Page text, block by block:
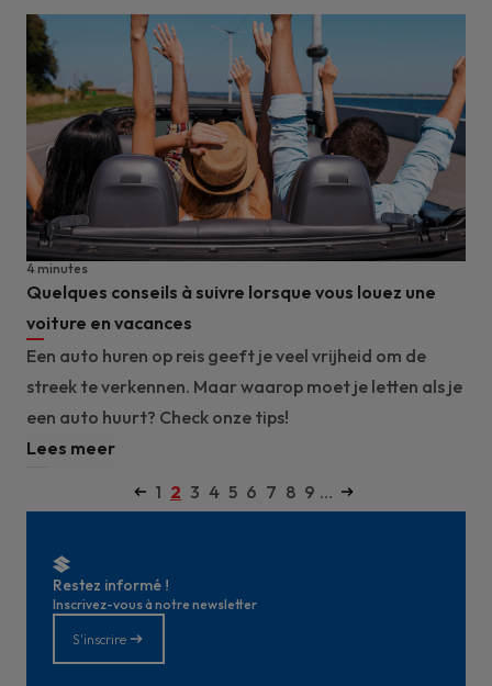
Quelques conseils à suivre lorsque vous louez une
voiture en vacances
4 minutes
Een auto huren op reis geeft je veel vrijheid om de
streek te verkennen. Maar waarop moet je letten als je
een auto huurt? Check onze tips!
Lees meer
Pagination
Page précédente Page
1 Page
2 Page
3 Page
4 Page
5 Page
6 Page
7 Page
8 Page
9 … Page suivante
Restez informé !
Inscrivez-vous à notre newsletter
S'inscrire